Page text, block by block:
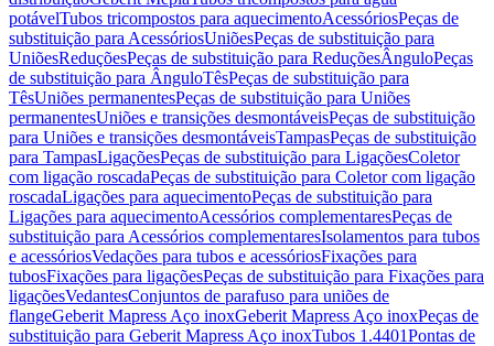
potávelTubos tricompostos para aquecimentoAcessóriosPeças de
substituição para AcessóriosUniõesPeças de substituição para
UniõesReduçõesPeças de substituição para ReduçõesÂnguloPeças
de substituição para ÂnguloTêsPeças de substituição para
TêsUniões permanentesPeças de substituição para Uniões
permanentesUniões e transições desmontáveisPeças de substituição
para Uniões e transições desmontáveisTampasPeças de substituição
para TampasLigaçõesPeças de substituição para LigaçõesColetor
com ligação roscadaPeças de substituição para Coletor com ligação
roscadaLigações para aquecimentoPeças de substituição para
Ligações para aquecimentoAcessórios complementaresPeças de
substituição para Acessórios complementaresIsolamentos para tubos
e acessóriosVedações para tubos e acessóriosFixações para
tubosFixações para ligaçõesPeças de substituição para Fixações para
ligaçõesVedantesConjuntos de parafuso para uniões de
flangeGeberit Mapress Aço inoxGeberit Mapress Aço inoxPeças de
substituição para Geberit Mapress Aço inoxTubos 1.4401Pontas de